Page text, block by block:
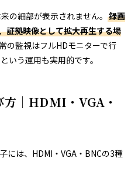
の細部が表示されません。 録画
証拠映像として拡大再生する場
の監視はフルHDモニターで行
いう運用も実用的です。
方｜HDMI・VGA・
には、HDMI・VGA・BNCの3種